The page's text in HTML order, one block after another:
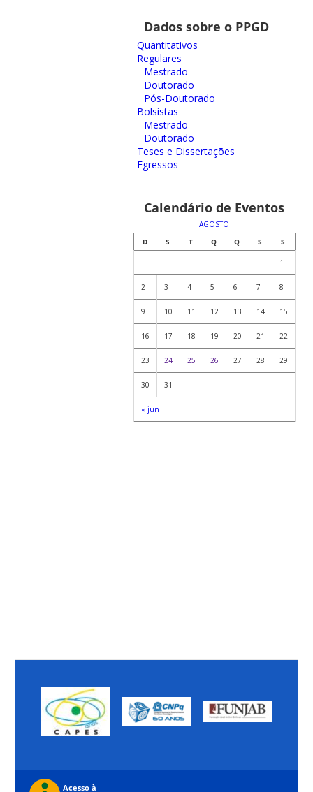
Dados sobre o PPGD
Quantitativos
Regulares
Mestrado
Doutorado
Pós-Doutorado
Bolsistas
Mestrado
Doutorado
Teses e Dissertações
Egressos
Calendário de Eventos
AGOSTO
D
S T Q Q S S
« jun
1
2 3 4 5 6 7 8
9 10 11 12 13 14 15
16 17 18 19 20 21 22
23 24 25 26 27 28 29
30 31